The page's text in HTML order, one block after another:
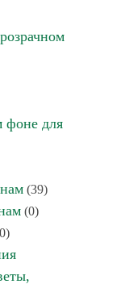
фоне для
(39)
(0)